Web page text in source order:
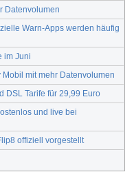
Datenvolumen
Warn-Apps werden häufig
im Juni
mit mehr Datenvolumen
DSL Tarife für 29,99 Euro
und live bei
offiziell vorgestellt